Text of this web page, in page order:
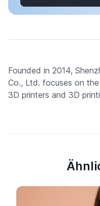
Founded in 2014,
Co., Ltd. focuses on
3D printers and 3D